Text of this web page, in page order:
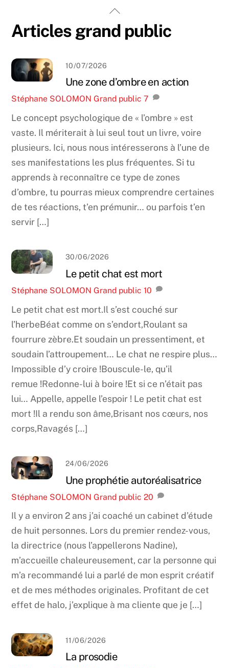
content
Articles grand public
10/07/2026
Une zone d’ombre en action
Stéphane SOLOMON Grand public 7
Le concept psychologique de « l’ombre » est
vaste. Il mériterait à lui seul tout un livre, voire
plusieurs. Ici, nous nous intéresserons à l’une de
ses manifestations les plus fréquentes. Si tu
apprends à reconnaître ce type de zones
d’ombre, tu pourras mieux comprendre certaines
de tes réactions, t’en prémunir… ou parfois t’en
servir […]
30/06/2026
Le petit chat est mort
Stéphane SOLOMON Grand public 10
Le petit chat est mort.Il s’est couché sur
l’herbeBéat comme on s’endort,Roulant sa
fourrure zèbre.Et soudain un pressentiment, et
soudain l’attroupement… Le chat ne respire plus…
Impossible d’y croire !Bouscule-le, qu’il
remue !Redonne-lui à boire !Et si ce n’était pas
lui… Appelle, appelle l’espoir ! Le petit chat est
mort !Il a rendu son âme,Brisant nos cœurs, nos
corps,Ravagés […]
24/06/2026
Une prophétie autoréalisatrice
Stéphane SOLOMON Grand public 20
Il y a environ 2 ans j’ai coaché un cabinet d’étude
de huit personnes. Lors du premier rendez-vous,
la directrice (nous l’appellerons Nadine),
m’accueille chaleureusement, car la personne qui
m’a recommandé lui a parlé de mon esprit créatif
et de mes méthodes originales. Profitant de cet
effet de halo, j’explique à ma cliente que je […]
11/06/2026
La prosodie
Back
To
Top